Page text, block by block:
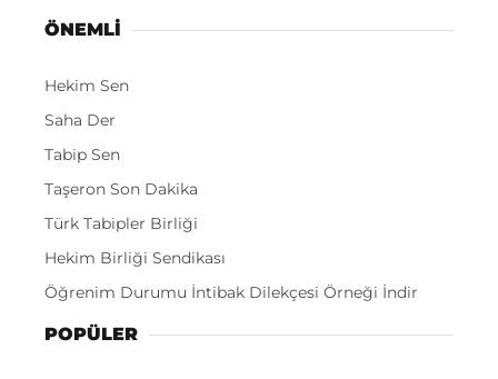
ÖNEMLI
Hekim Sen
Saha Der
Tabip Sen
Taşeron Son Dakika
Türk Tabipler Birliği
Hekim Birliği Sendikası
Öğrenim Durumu İntibak Dilekçesi Örneği İndir
POPÜLER